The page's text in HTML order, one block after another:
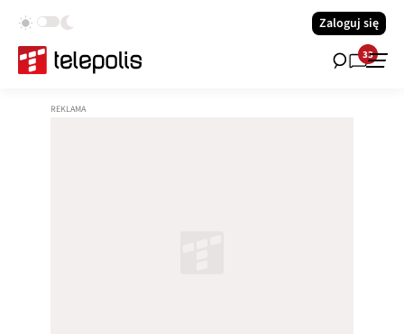
Zaloguj się
33